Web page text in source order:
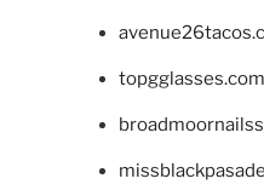
topgglasses.com